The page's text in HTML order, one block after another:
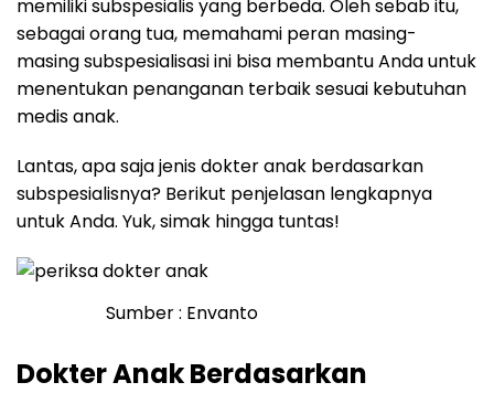
memiliki subspesialis yang berbeda. Oleh sebab itu,
sebagai orang tua, memahami peran masing-
masing subspesialisasi ini bisa membantu Anda untuk
menentukan penanganan terbaik sesuai kebutuhan
medis anak.
Lantas, apa saja jenis dokter anak berdasarkan
subspesialisnya? Berikut penjelasan lengkapnya
untuk Anda. Yuk, simak hingga tuntas!
Sumber : Envanto
Dokter Anak Berdasarkan